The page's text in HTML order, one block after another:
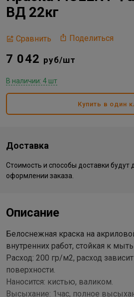
ВД 22кг
Сравнить Поделиться
7 042 руб/шт
В наличии: 4 шт
Купить в один
Доставка
Стоимость и способы доставки будут
оформлении заказа.
Описание
Белоснежная краска на
внутренних работ, стойкая к
Расход: 200 гр/м2, расход
поверхности.
Наносится: кистью, валиком.
Высыхание: 1час, полное